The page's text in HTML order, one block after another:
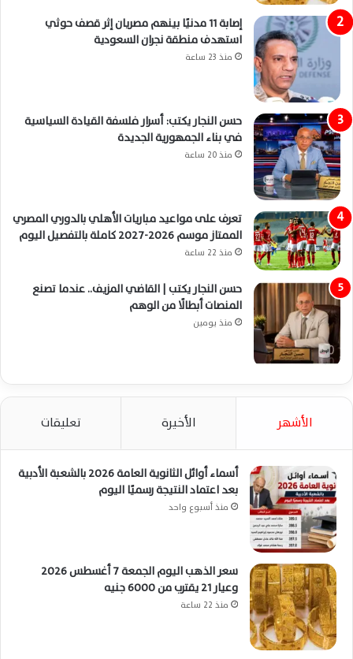
إصابة 11 مدنيًا بينهم مصريان إثر قصف حوثي
استهدف منطقة نجران السعودية
منذ 23 ساعة
حسن النجار يكتب: أسرار فلسفة القيادة السياسية
في بناء الجمهورية الجديدة
منذ 20 ساعة
تعرف على مواعيد مباريات الأهلي بالدوري المصري
الممتاز موسم 2026-2027 كاملة بالتفصيل اليوم
منذ 22 ساعة
حسن النجار يكتب | القاضي المزيف.. عندما تصنع
المنصات أبطالًا من الوهم
منذ يومين
الأشهر الأخيرة تعليقات
أسماء أوائل الثانوية العامة 2026 بالشعبة الأدبية
بعد اعتماد النتيجة رسميًا اليوم
منذ أسبوع واحد
سعر الذهب اليوم الجمعة 7 أغسطس 2026
وعيار 21 يقترب من 6000 جنيه
منذ 22 ساعة